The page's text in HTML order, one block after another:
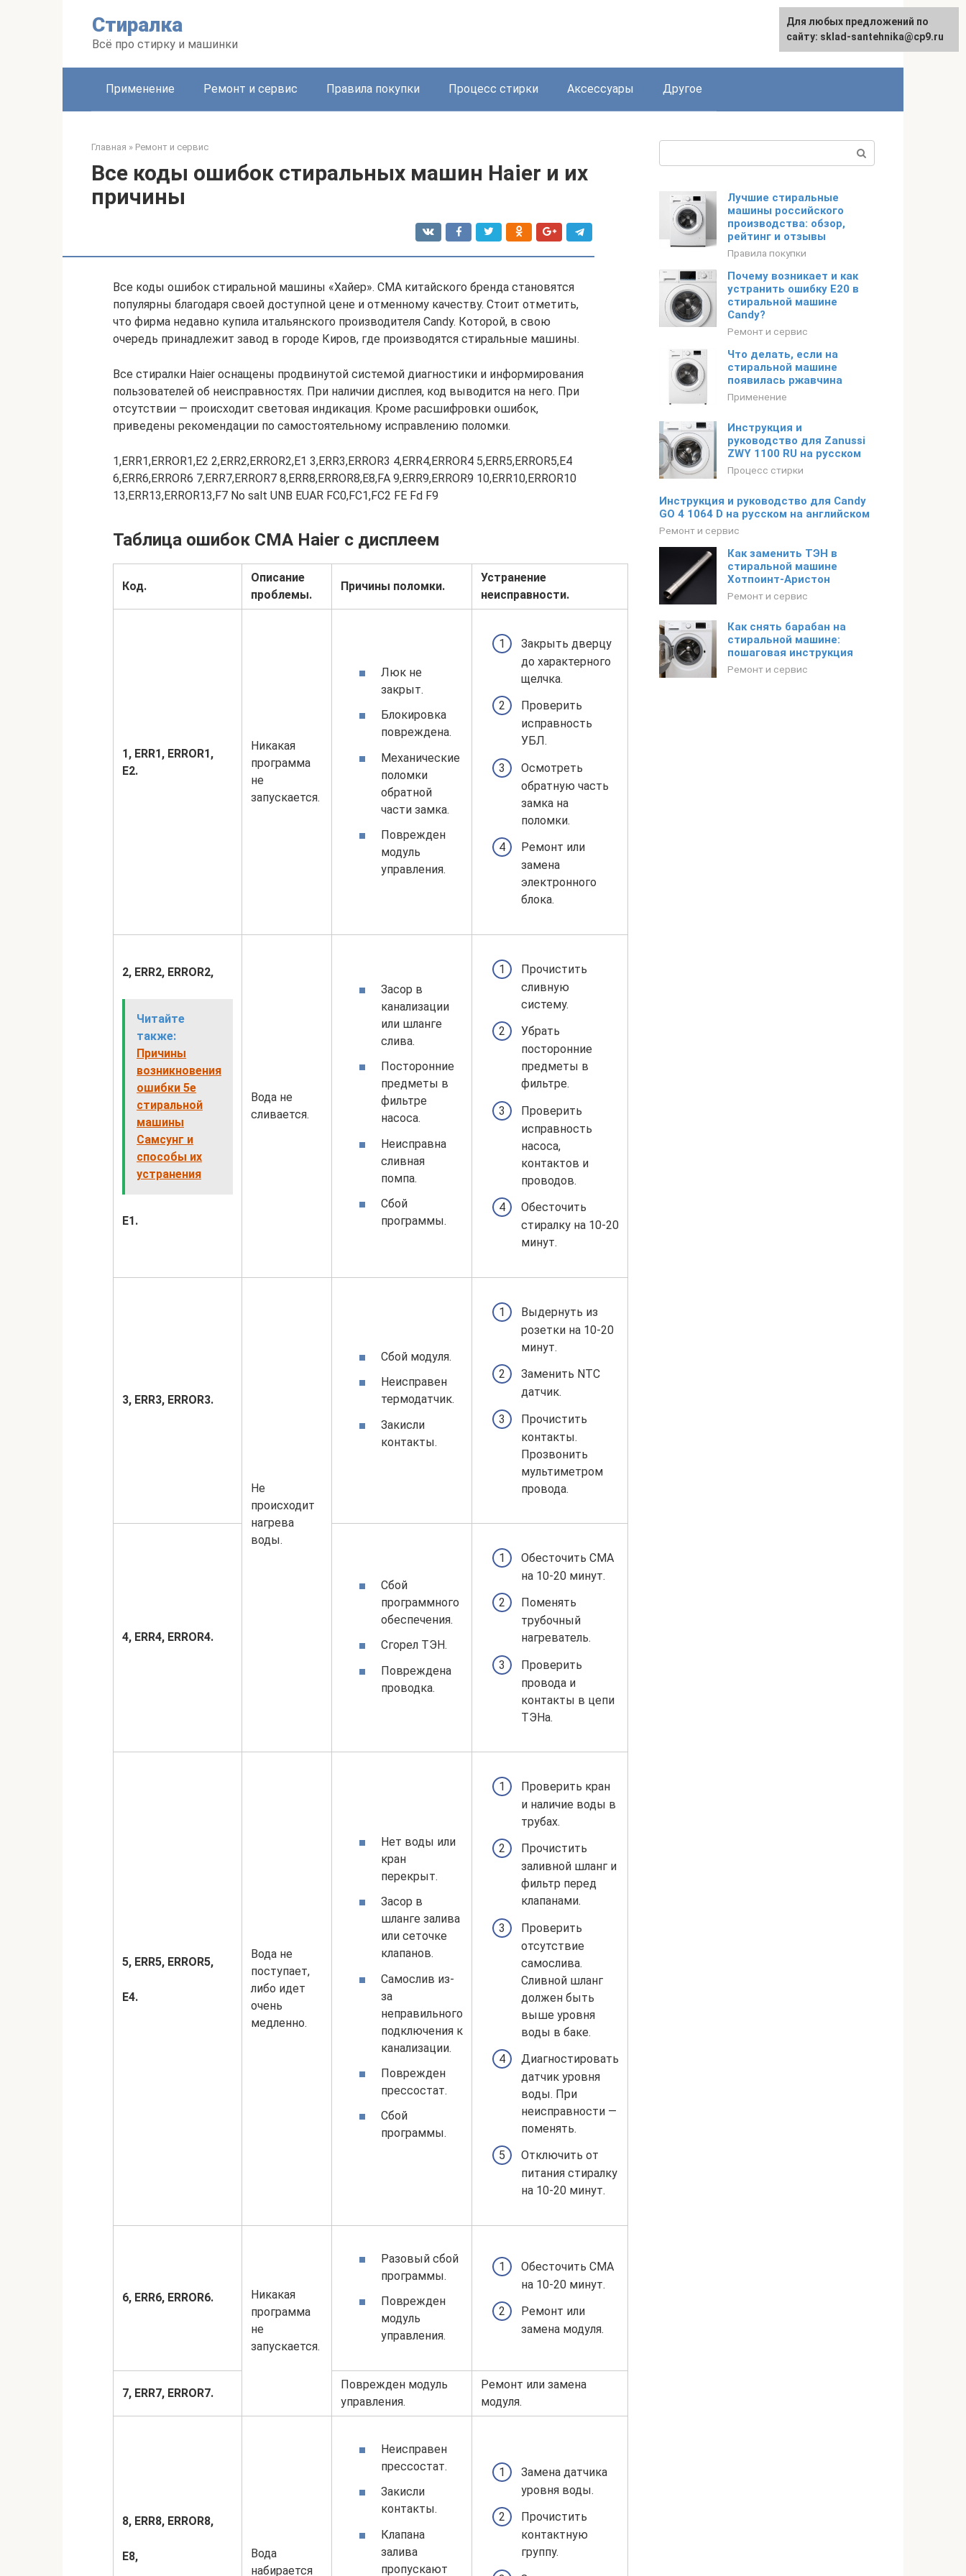
Стиралка
Всё про стирку и машинки
Применение Ремонт и сервис Правила покупки Процесс стирки Аксессуары Другое
Главная » Ремонт и сервис
Все коды ошибок стиральных машин Haier и их
причины
Все коды ошибок стиральной машины «Хайер». СМА китайского бренда становятся
популярны благодаря своей доступной цене и отменному качеству. Стоит отметить,
что фирма недавно купила итальянского производителя Candy. Которой, в свою
очередь принадлежит завод в городе Киров, где производятся стиральные машины.
Все стиралки Haier оснащены продвинутой системой диагностики и информирования
пользователей об неисправностях. При наличии дисплея, код выводится на него. При
отсутствии — происходит световая индикация. Кроме расшифровки ошибок,
приведены рекомендации по самостоятельному исправлению поломки.
1,ERR1,ERROR1,E2 2,ERR2,ERROR2,E1 3,ERR3,ERROR3 4,ERR4,ERROR4 5,ERR5,ERROR5,Е4
6,ERR6,ERROR6 7,ERR7,ERROR7 8,ERR8,ERROR8,Е8,FA 9,ERR9,ERROR9 10,ERR10,ERROR10
13,ERR13,ERROR13,F7 No salt UNB EUAR FC0,FC1,FC2 FE Fd F9
Таблица ошибок СМА Haier с дисплеем
Код.
Описание
проблемы.
Причины поломки.
Устранение
неисправности.
1, ERR1, ERROR1,
E2.
Никакая
программа
не
запускается.
Люк не
закрыт.
Блокировка
повреждена.
Механические
поломки
обратной
части замка.
Поврежден
модуль
управления.
Закрыть дверцу
до характерного
щелчка.
Проверить
исправность
УБЛ.
Осмотреть
обратную часть
замка на
поломки.
Ремонт или
замена
электронного
блока.
2, ERR2, ERROR2,
Читайте
также:
Причины
возникновения
ошибки 5е
стиральной
машины
Самсунг и
способы их
устранения
E1.
Вода не
сливается.
Засор в
канализации
или шланге
слива.
Посторонние
предметы в
фильтре
насоса.
Неисправна
сливная
помпа.
Сбой
программы.
Прочистить
сливную
систему.
Убрать
посторонние
предметы в
фильтре.
Проверить
исправность
насоса,
контактов и
проводов.
Обесточить
стиралку на 10-20
минут.
3, ERR3, ERROR3.
Не
происходит
нагрева
воды.
Сбой модуля.
Неисправен
термодатчик.
Закисли
контакты.
Выдернуть из
розетки на 10-20
минут.
Заменить NTC
датчик.
Прочистить
контакты.
Прозвонить
мультиметром
провода.
4, ERR4, ERROR4.
Сбой
программного
обеспечения.
Сгорел ТЭН.
Повреждена
проводка.
Обесточить СМА
на 10-20 минут.
Поменять
трубочный
нагреватель.
Проверить
провода и
контакты в цепи
ТЭНа.
5, ERR5, ERROR5,
Е4.
Вода не
поступает,
либо идет
очень
медленно.
Нет воды или
кран
перекрыт.
Засор в
шланге залива
или сеточке
клапанов.
Самослив из-
за
неправильного
подключения к
канализации.
Поврежден
прессостат.
Сбой
программы.
Проверить кран
и наличие воды в
трубах.
Прочистить
заливной шланг и
фильтр перед
клапанами.
Проверить
отсутствие
самослива.
Сливной шланг
должен быть
выше уровня
воды в баке.
Диагностировать
датчик уровня
воды. При
неисправности —
поменять.
Отключить от
питания стиралку
на 10-20 минут.
6, ERR6, ERROR6.
Никакая
программа
не
запускается.
Разовый сбой
программы.
Поврежден
модуль
управления.
Обесточить СМА
на 10-20 минут.
Ремонт или
замена модуля.
7, ERR7, ERROR7.
Поврежден модуль
управления.
Ремонт или замена
модуля.
8, ERR8, ERROR8,
Е8,
Вода
набирается
Неисправен
прессостат.
Закисли
контакты.
Клапана
залива
пропускают
Замена датчика
уровня воды.
Прочистить
контактную
группу.
Лучшие стиральные
машины российского
производства: обзор,
рейтинг и отзывы
Правила покупки
Почему возникает и как
устранить ошибку Е20 в
стиральной машине
Candy?
Ремонт и сервис
Что делать, если на
стиральной машине
появилась ржавчина
Применение
Инструкция и
руководство для Zanussi
ZWY 1100 RU на русском
Процесс стирки
Инструкция и руководство для Candy
GO 4 1064 D на русском на английском
Ремонт и сервис
Как заменить ТЭН в
стиральной машине
Хотпоинт-Аристон
Ремонт и сервис
Как снять барабан на
стиральной машине:
пошаговая инструкция
Ремонт и сервис
Для любых предложений по
сайту: sklad-santehnika@cp9.ru